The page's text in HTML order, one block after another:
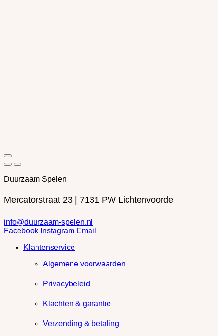
Duurzaam Spelen
Mercatorstraat 23 | 7131 PW Lichtenvoorde
info@duurzaam-spelen.nl
Facebook Instagram Email
Klantenservice
Algemene voorwaarden
Privacybeleid
Klachten & garantie
Verzending & betaling